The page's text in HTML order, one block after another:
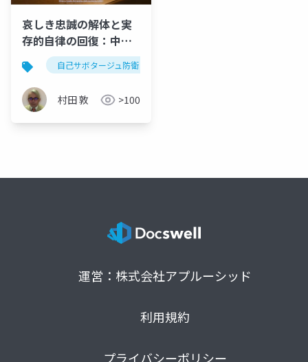
哀しき忠誠の解体と実
存的自律の回復：中年
期における「自己サボ
タージュ防衛」の精神
力動とソマティック・
フォーカシングによる
変容
自己サボタージュ防衛
村田 敦 >100
運営：株式会社アプルーシッド
利用規約
プライバシーポリシー